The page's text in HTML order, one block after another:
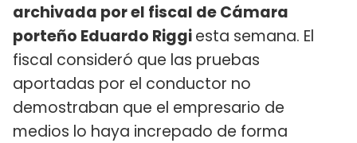
archivada por el fiscal de Cámara
porteño Eduardo Riggiesta semana. El
fiscal consideró que las pruebas
aportadas por el conductor no
demostraban que el empresario de
medios lo haya increpado de forma